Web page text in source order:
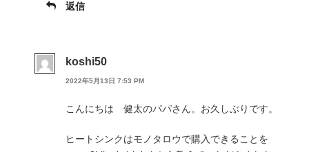
返信
koshi50
2022年5月13日 7:53 PM
こんにちは 健太のパパさん。お久しぶりです。
ヒートシンクはモノタロウで購入できることを